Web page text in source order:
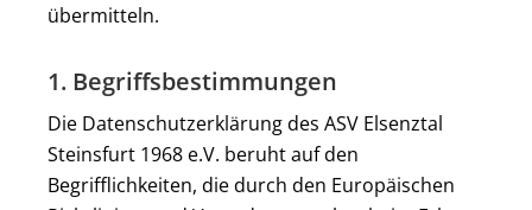
übermitteln.
1. Begriffsbestimmungen
Die Datenschutzerklärung des ASV Elsenztal
Steinsfurt 1968 e.V. beruht auf den
Begrifflichkeiten, die durch den Europäischen